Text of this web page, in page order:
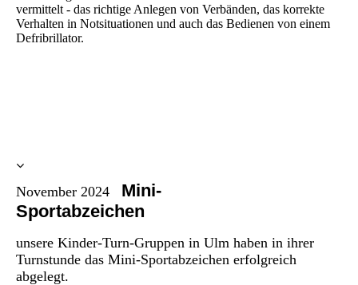
vermittelt - das richtige Anlegen von Verbänden, das korrekte
Verhalten in Notsituationen und auch das Bedienen von einem
Defribrillator.
November 2024 Mini-
Sportabzeichen
unsere Kinder-Turn-Gruppen in Ulm haben in ihrer
Turnstunde das Mini-Sportabzeichen erfolgreich
abgelegt.